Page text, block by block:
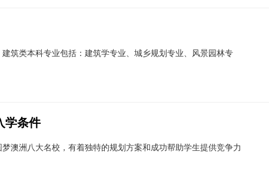
筑类本科专业包括：建筑学专业、城乡规划专业、风景园林专
学条件
澳洲八大名校，有着独特的规划方案和成功帮助学生提供竞争力